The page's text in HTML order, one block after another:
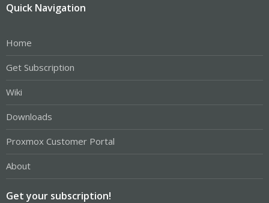
Quick Navigation
Home
Get Subscription
Wiki
Downloads
Proxmox Customer Portal
About
Get your subscription!